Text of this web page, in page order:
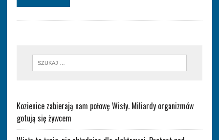
Kozienice zabierają nam połowę Wisły. Miliardy organizmów
gotują się żywcem